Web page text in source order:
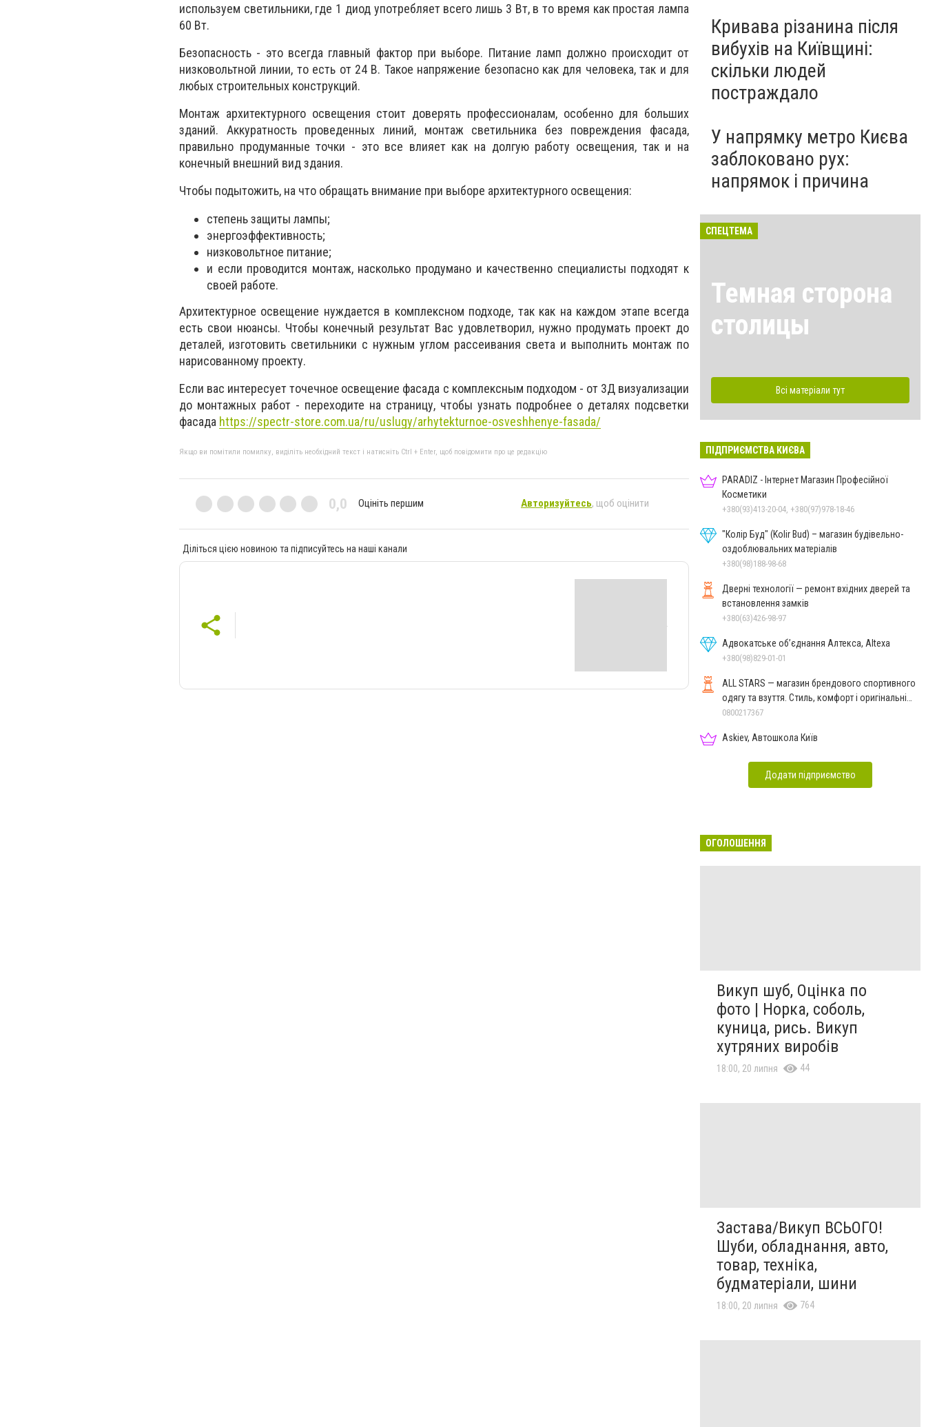
используем светильники, где 1 диод употребляет всего лишь 3 Вт, в то время как простая лампа
60 Вт.
Безопасность - это всегда главный фактор при выборе. Питание ламп должно происходит от
низковольтной линии, то есть от 24 В. Такое напряжение безопасно как для человека, так и для
любых строительных конструкций.
Монтаж архитектурного освещения стоит доверять профессионалам, особенно для больших
зданий. Аккуратность проведенных линий, монтаж светильника без повреждения фасада,
правильно продуманные точки - это все влияет как на долгую работу освещения, так и на
конечный внешний вид здания.
Чтобы подытожить, на что обращать внимание при выборе архитектурного освещения:
степень защиты лампы;
энергоэффективность;
низковольтное питание;
и если проводится монтаж, насколько продумано и качественно специалисты подходят к
своей работе.
Архитектурное освещение нуждается в комплексном подходе, так как на каждом этапе всегда
есть свои нюансы. Чтобы конечный результат Вас удовлетворил, нужно продумать проект до
деталей, изготовить светильники с нужным углом рассеивания света и выполнить монтаж по
нарисованному проекту.
Если вас интересует точечное освещение фасада с комплексным подходом - от 3Д визуализации
до монтажных работ - переходите на страницу, чтобы узнать подробнее о деталях подсветки
фасада https://spectr-store.com.ua/ru/uslugy/arhytekturnoe-osveshhenye-fasada/
Якщо ви помітили помилку, виділіть необхідний текст і натисніть Ctrl + Enter, щоб повідомити про це редакцію
0,0 Оцініть першим Авторизуйтесь, щоб оцінити
Діліться цією новиною та підписуйтесь на наші канали
Кривава різанина після
вибухів на Київщині:
скільки людей
постраждало
У напрямку метро Києва
заблоковано рух:
напрямок і причина
СПЕЦТЕМА
Темная сторона
столицы
Всі матеріали тут
ПІДПРИЄМСТВА КИЄВА
PARADIZ - Інтернет Магазин Професійної
Косметики
+380(93)413-20-04, +380(97)978-18-46
"Колір Буд" (Kolir Bud) – магазин будівельно-
оздоблювальних матеріалів
+380(98)188-98-68
Дверні технології — ремонт вхідних дверей та
встановлення замків
+380(63)426-98-97
Адвокатське об’єднання Алтекса, Altexa
+380(98)829-01-01
ALL STARS — магазин брендового спортивного
одягу та взуття. Стиль, комфорт і оригінальні
моделі
0800217367
Askiev, Автошкола Київ
Додати підприємство
ОГОЛОШЕННЯ
Викуп шуб, Оцінка по
фото | Норка, соболь,
куница, рись. Викуп
хутряних виробів
18:00, 20 липня 44
Застава/Викуп ВСЬОГО!
Шуби, обладнання, авто,
товар, техніка,
будматеріали, шини
18:00, 20 липня 764